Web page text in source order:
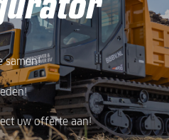
samen!
uw offerte aan!